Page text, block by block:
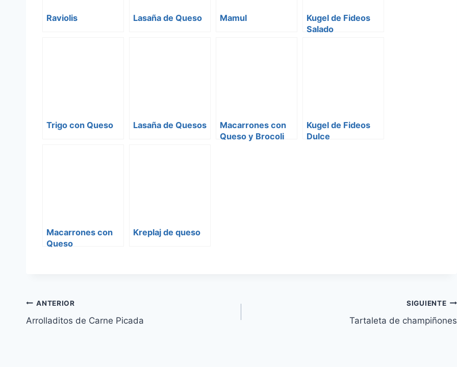
Raviolis Lasaña de Queso Mamul
Kugel de Fideos
Salado
Trigo con Queso Lasaña de Quesos
Macarrones con
Queso y Brocoli
Kugel de Fideos
Dulce
Macarrones con
Queso
Kreplaj de queso
Navegación
de
ANTERIOR
Arrolladitos de Carne Picada
SIGUIENTE
Tartaleta de champiñones